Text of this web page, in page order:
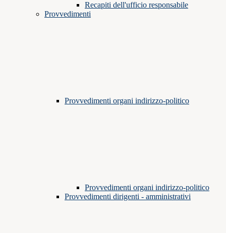
Recapiti dell'ufficio responsabile
Provvedimenti
Provvedimenti organi indirizzo-politico
Provvedimenti organi indirizzo-politico
Provvedimenti dirigenti - amministrativi